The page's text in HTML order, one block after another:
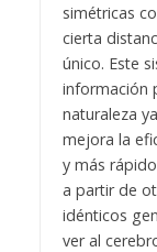
simétricas
cierta
único. Este
información
naturaleza
mejora la
y más
a partir de
idénticos
ver al